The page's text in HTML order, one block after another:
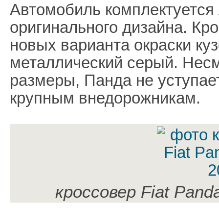
Автомобиль
оригинального дизайна.
новых варианта окраски
металлический серый.
размеры, Панда не
крупным внедорожникам.
кроссовер Fiat